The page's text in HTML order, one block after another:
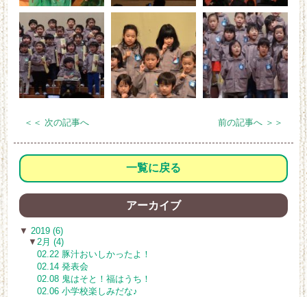
＜＜ 次の記事へ 前の記事へ ＞＞
一覧に戻る
アーカイブ
▼ 2019 (6)
▼ 2月 (4)
02.22 豚汁おいしかったよ！
02.14 発表会
02.08 鬼はそと！福はうち！
02.06 小学校楽しみだな♪